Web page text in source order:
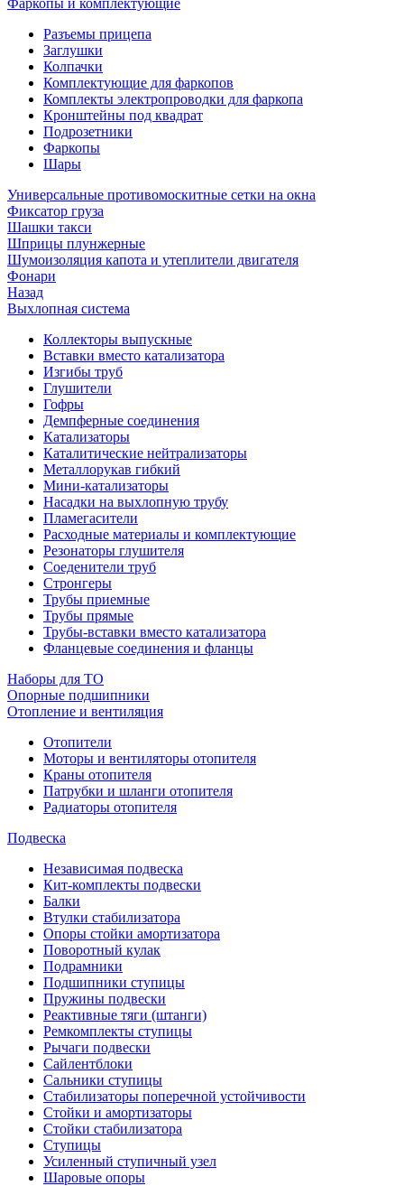
Фаркопы и комплектующие
Разъемы прицепа
Заглушки
Колпачки
Комплектующие для фаркопов
Комплекты электропроводки для фаркопа
Кронштейны под квадрат
Подрозетники
Фаркопы
Шары
Универсальные противомоскитные сетки на окна
Фиксатор груза
Шашки такси
Шприцы плунжерные
Шумоизоляция капота и утеплители двигателя
Фонари
Назад
Выхлопная система
Коллекторы выпускные
Вставки вместо катализатора
Изгибы труб
Глушители
Гофры
Демпферные соединения
Катализаторы
Каталитические нейтрализаторы
Металлорукав гибкий
Мини-катализаторы
Насадки на выхлопную трубу
Пламегасители
Расходные материалы и комплектующие
Резонаторы глушителя
Соеденители труб
Стронгеры
Трубы приемные
Трубы прямые
Трубы-вставки вместо катализатора
Фланцевые соединения и фланцы
Наборы для ТО
Опорные подшипники
Отопление и вентиляция
Отопители
Моторы и вентиляторы отопителя
Краны отопителя
Патрубки и шланги отопителя
Радиаторы отопителя
Подвеска
Независимая подвеска
Кит-комплекты подвески
Балки
Втулки стабилизатора
Опоры стойки амортизатора
Поворотный кулак
Подрамники
Подшипники ступицы
Пружины подвески
Реактивные тяги (штанги)
Ремкомплекты ступицы
Рычаги подвески
Сайлентблоки
Сальники ступицы
Стабилизаторы поперечной устойчивости
Стойки и амортизаторы
Стойки стабилизатора
Ступицы
Усиленный ступичный узел
Шаровые опоры